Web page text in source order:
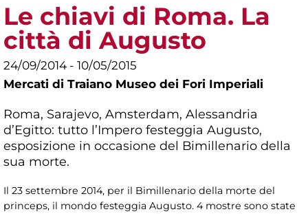
Tu sei qui
Le chiavi di Roma. La
città di Augusto
24/09/2014 - 10/05/2015
Mercati di Traiano Museo dei Fori Imperiali
Roma, Sarajevo, Amsterdam, Alessandria
d’Egitto: tutto l’Impero festeggia Augusto,
esposizione in occasione del Bimillenario della
sua morte.
Il 23 settembre 2014, per il Bimillenario della morte del
princeps, il mondo festeggia Augusto. 4 mostre sono state